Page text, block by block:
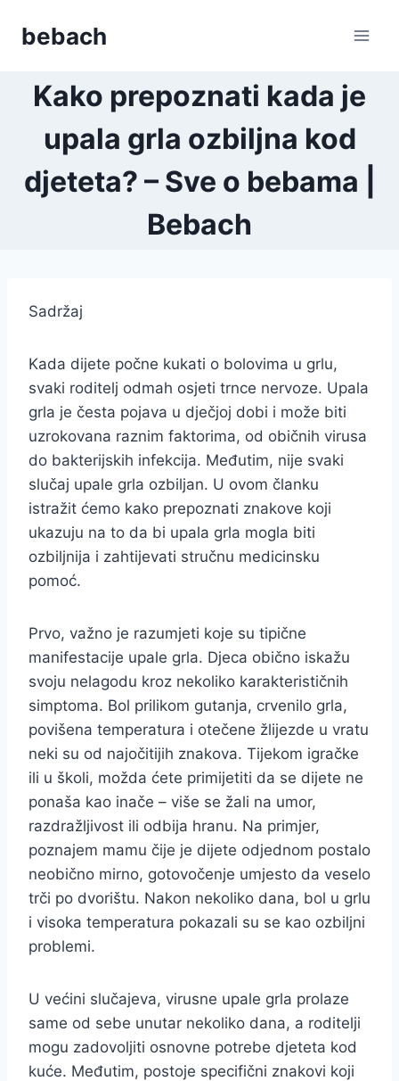
bebach
Kako prepoznati kada je
upala grla ozbiljna kod
djeteta? – Sve o bebama |
Bebach
Sadržaj
Kada dijete počne kukati o bolovima u grlu,
svaki roditelj odmah osjeti trnce nervoze. Upala
grla je česta pojava u dječjoj dobi i može biti
uzrokovana raznim faktorima, od običnih virusa
do bakterijskih infekcija. Međutim, nije svaki
slučaj upale grla ozbiljan. U ovom članku
istražit ćemo kako prepoznati znakove koji
ukazuju na to da bi upala grla mogla biti
ozbiljnija i zahtijevati stručnu medicinsku
pomoć.
Prvo, važno je razumjeti koje su tipične
manifestacije upale grla. Djeca obično iskažu
svoju nelagodu kroz nekoliko karakterističnih
simptoma. Bol prilikom gutanja, crvenilo grla,
povišena temperatura i otečene žlijezde u vratu
neki su od najočitijih znakova. Tijekom igračke
ili u školi, možda ćete primijetiti da se dijete ne
ponaša kao inače – više se žali na umor,
razdražljivost ili odbija hranu. Na primjer,
poznajem mamu čije je dijete odjednom postalo
neobično mirno, gotovočenje umjesto da veselo
trči po dvorištu. Nakon nekoliko dana, bol u grlu
i visoka temperatura pokazali su se kao ozbiljni
problemi.
U većini slučajeva, virusne upale grla prolaze
same od sebe unutar nekoliko dana, a roditelji
mogu zadovoljiti osnovne potrebe djeteta kod
kuće. Međutim, postoje specifični znakovi koji